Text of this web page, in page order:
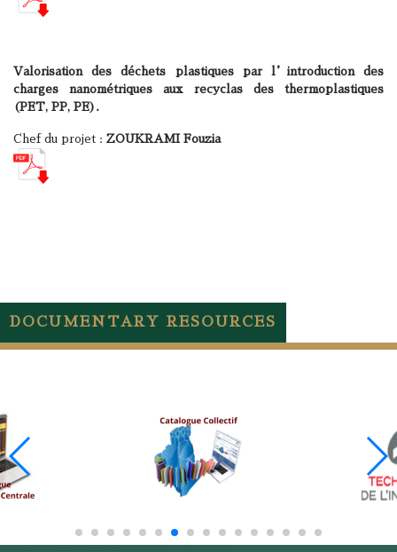
Valorisation des déchets plastiques par l’introduction des
charges nanométriques aux recyclas des thermoplastiques
(PET, PP, PE).
Chef du projet : ZOUKRAMI Fouzia
DOCUMENTARY RESOURCES